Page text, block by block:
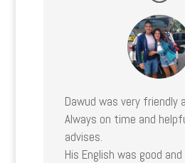
Dawud was very friendly
Always on time and
advises.
His English was good